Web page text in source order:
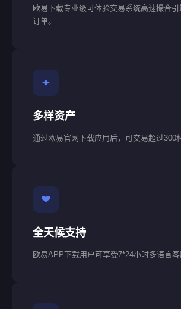
欧易下载专业级可体验交易系统高速撮合
订单。
✦
多样资产
通过欧易官网下载应用后，可交易超过300
❤
全天候支持
欧易APP下载用户可享受7*24小时多语言客